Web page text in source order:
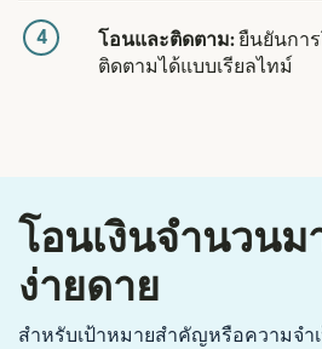
4 โอนและติดตาม:ยืนยันกา
ติดตามได้แบบเรียลไทม์
โอนเงินจำนวนม
ง่ายดาย
สำหรับเป้าหมายสำคัญหรือความจำ